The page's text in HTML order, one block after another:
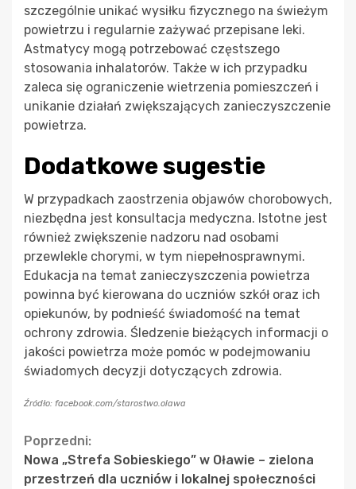
szczególnie unikać wysiłku fizycznego na świeżym
powietrzu i regularnie zażywać przepisane leki.
Astmatycy mogą potrzebować częstszego
stosowania inhalatorów. Także w ich przypadku
zaleca się ograniczenie wietrzenia pomieszczeń i
unikanie działań zwiększających zanieczyszczenie
powietrza.
Dodatkowe sugestie
W przypadkach zaostrzenia objawów chorobowych,
niezbędna jest konsultacja medyczna. Istotne jest
również zwiększenie nadzoru nad osobami
przewlekle chorymi, w tym niepełnosprawnymi.
Edukacja na temat zanieczyszczenia powietrza
powinna być kierowana do uczniów szkół oraz ich
opiekunów, by podnieść świadomość na temat
ochrony zdrowia. Śledzenie bieżących informacji o
jakości powietrza może pomóc w podejmowaniu
świadomych decyzji dotyczących zdrowia.
Źródło: facebook.com/starostwo.olawa
Continue
Reading
Poprzedni:
Nowa „Strefa Sobieskiego” w Oławie – zielona
przestrzeń dla uczniów i lokalnej społeczności